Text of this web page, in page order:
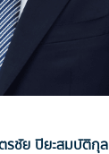
รชัย ปิยะสมบัติกุล